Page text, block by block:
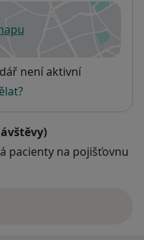
v nové záložce
není aktivní
pacienty na pojišťovnu